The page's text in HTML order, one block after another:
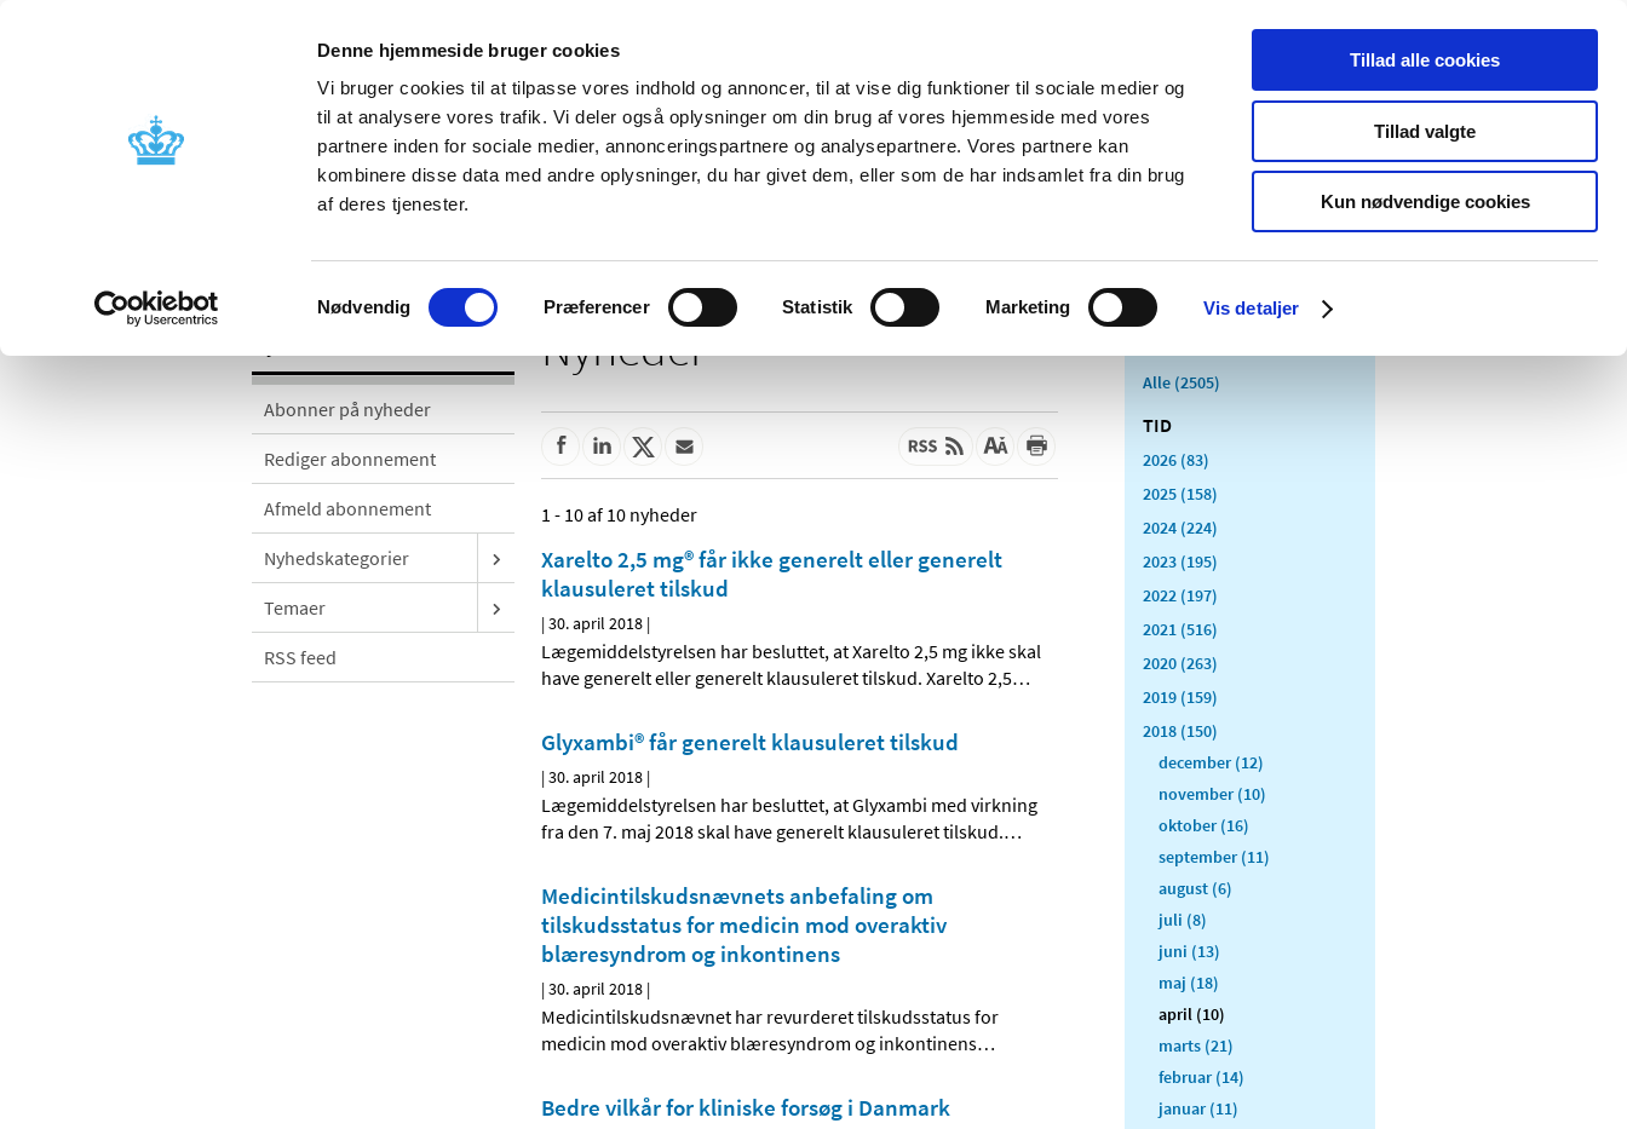
Denne hjemmeside bruger cookies
Vi bruger cookies til at tilpasse vores indhold og annoncer, til at vise dig funktioner til sociale medier og
til at analysere vores trafik. Vi deler også oplysninger om din brug af vores hjemmeside med vores
partnere inden for sociale medier, annonceringspartnere og analysepartnere. Vores partnere kan
kombinere disse data med andre oplysninger, du har givet dem, eller som de har indsamlet fra din brug
af deres tjenester.
Samtykkevalg
Nødvendig Præferencer Statistik Marketing Vis detaljer
Tillad alle cookies
Tillad valgte
Kun nødvendige cookies
Nyheder Om os Kontakt Udgivelser
Godkendelse og
Bivirkninger og
produktinformation
Tilskud og
Apoteker og salg af
Medicinsk
Særlige
produktområder
Abonner på nyheder
Rediger abonnement
Afmeld abonnement
Nyhedskategorier
Temaer
RSS feed
Nyheder
1 - 10 af 10 nyheder
Xarelto 2,5 mg® får ikke generelt eller generelt
klausuleret tilskud
|30. april 2018 |
Lægemiddelstyrelsen har besluttet, at Xarelto 2,5 mg ikke skal
have generelt eller generelt klausuleret tilskud. Xarelto 2,5…
Glyxambi® får generelt klausuleret tilskud
|30. april 2018 |
Lægemiddelstyrelsen har besluttet, at Glyxambi med virkning
fra den 7. maj 2018 skal have generelt klausuleret tilskud.…
Medicintilskudsnævnets anbefaling om
tilskudsstatus for medicin mod overaktiv
blæresyndrom og inkontinens
|30. april 2018 |
Medicintilskudsnævnet har revurderet tilskudsstatus for
medicin mod overaktiv blæresyndrom og inkontinens…
Bedre vilkår for kliniske forsøg i Danmark
Alle (2505)
TID
2026 (83)
2025 (158)
2024 (224)
2023 (195)
2022 (197)
2021 (516)
2020 (263)
2019 (159)
2018 (150)
december (12)
november (10)
oktober (16)
september (11)
august (6)
juli (8)
juni (13)
maj (18)
april (10)
marts (21)
februar (14)
januar (11)